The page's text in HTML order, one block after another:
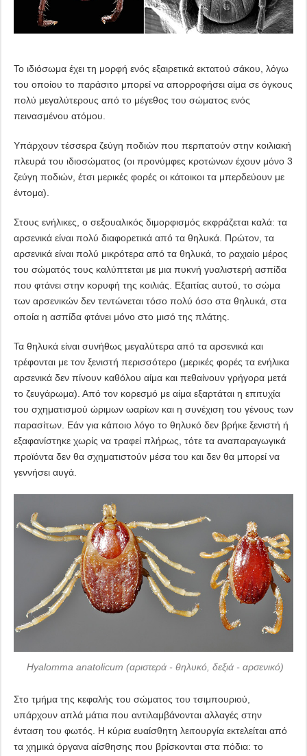
Το ιδιόσωμα έχει τη μορφή ενός εξαιρετικά εκτατού σάκου, λόγω
του οποίου το παράσιτο μπορεί να απορροφήσει αίμα σε όγκους
πολύ μεγαλύτερους από το μέγεθος του σώματος ενός
πεινασμένου ατόμου.
Υπάρχουν τέσσερα ζεύγη ποδιών που περπατούν στην κοιλιακή
πλευρά του ιδιοσώματος (οι προνύμφες κροτώνων έχουν μόνο 3
ζεύγη ποδιών, έτσι μερικές φορές οι κάτοικοι τα μπερδεύουν με
έντομα).
Στους ενήλικες, ο σεξουαλικός διμορφισμός εκφράζεται καλά: τα
αρσενικά είναι πολύ διαφορετικά από τα θηλυκά. Πρώτον, τα
αρσενικά είναι πολύ μικρότερα από τα θηλυκά, το ραχιαίο μέρος
του σώματός τους καλύπτεται με μια πυκνή γυαλιστερή ασπίδα
που φτάνει στην κορυφή της κοιλιάς. Εξαιτίας αυτού, το σώμα
των αρσενικών δεν τεντώνεται τόσο πολύ όσο στα θηλυκά, στα
οποία η ασπίδα φτάνει μόνο στο μισό της πλάτης.
Τα θηλυκά είναι συνήθως μεγαλύτερα από τα αρσενικά και
τρέφονται με τον ξενιστή περισσότερο (μερικές φορές τα ενήλικα
αρσενικά δεν πίνουν καθόλου αίμα και πεθαίνουν γρήγορα μετά
το ζευγάρωμα). Από τον κορεσμό με αίμα εξαρτάται η επιτυχία
του σχηματισμού ώριμων ωαρίων και η συνέχιση του γένους των
παρασίτων. Εάν για κάποιο λόγο το θηλυκό δεν βρήκε ξενιστή ή
εξαφανίστηκε χωρίς να τραφεί πλήρως, τότε τα αναπαραγωγικά
προϊόντα δεν θα σχηματιστούν μέσα του και δεν θα μπορεί να
γεννήσει αυγά.
Hyalomma anatolicum (αριστερά - θηλυκό, δεξιά - αρσενικό)
Στο τμήμα της κεφαλής του σώματος του τσιμπουριού,
υπάρχουν απλά μάτια που αντιλαμβάνονται αλλαγές στην
ένταση του φωτός. Η κύρια ευαίσθητη λειτουργία εκτελείται από
τα χημικά όργανα αίσθησης που βρίσκονται στα πόδια: το